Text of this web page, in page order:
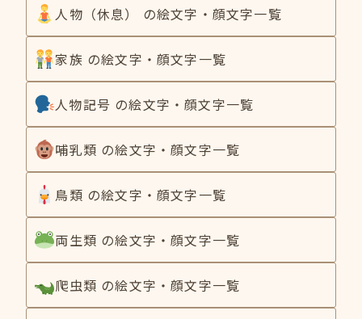
人物（休息） の絵文字・顔文字一覧
家族 の絵文字・顔文字一覧
人物記号 の絵文字・顔文字一覧
哺乳類 の絵文字・顔文字一覧
鳥類 の絵文字・顔文字一覧
両生類 の絵文字・顔文字一覧
爬虫類 の絵文字・顔文字一覧